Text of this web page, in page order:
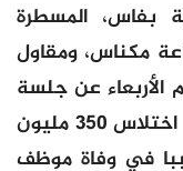
بفاس، المسطرة
مكناس، ومقاول
الأربعاء عن جلسة
محاكمتهما ومن معهما على خلفية اختلاس 350 مليون
في وفاة موظف